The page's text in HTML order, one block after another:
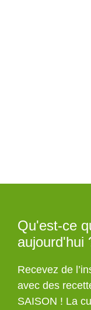
Qu'est-ce
aujourd'hui
Recevez de
avec des
SAISON ! La